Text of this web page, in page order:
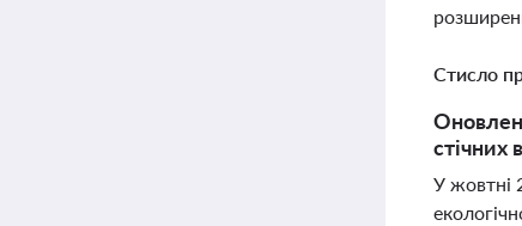
Стисло
стічних
У жовтні